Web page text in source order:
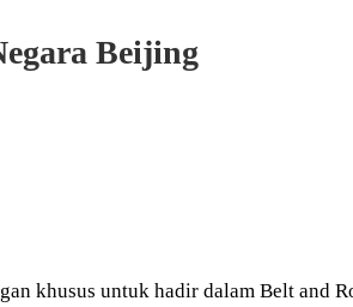
Beijing
khusus untuk hadir dalam Belt and